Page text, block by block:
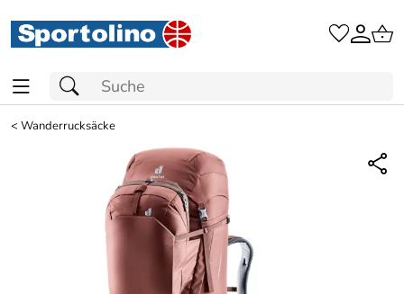
<Wanderrucksäcke